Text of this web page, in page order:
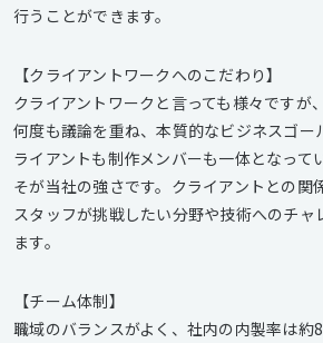
行うことができます。
【クライアントワークへのこだわり】
クライアントワークと言っても様々ですが
何度も議論を重ね、本質的なビジネスゴー
ライアントも制作メンバーも一体となって
そが当社の強さです。クライアントとの関
スタッフが挑戦したい分野や技術へのチャ
ます。
【チーム体制】
職域のバランスがよく、社内の内製率は約